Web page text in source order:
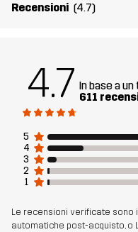
Materiale 1
Peso 177g
Realizzato per USO
Numero di
articolo
Recensioni (4.7)
4.7 In base a
611
5
4
3
2
1
Le recensioni verificate
automatiche post-acquisto, o